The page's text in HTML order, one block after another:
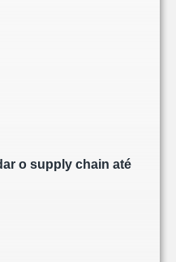
o supply chain até